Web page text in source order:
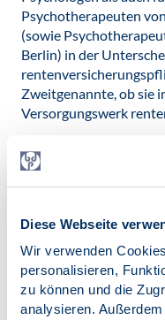
Diese Webseite
Wir verwenden
personalisieren,
zu können und die
analysieren.
Psychotherapeuten
(sowie
Berlin) in der
Zweitgenannte, ob sie
Versorgungswerk
Grundsätzlich und
freiberufliche Tätigkeit
interessant.
Die Rechtsprechung
Die Vermittlung von